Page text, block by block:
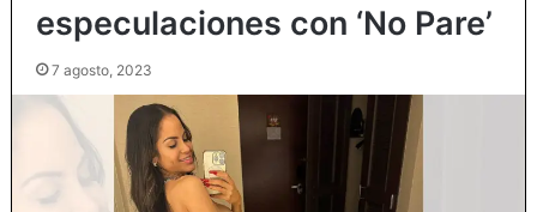
especulaciones con ‘No Pare’
7 agosto, 2023